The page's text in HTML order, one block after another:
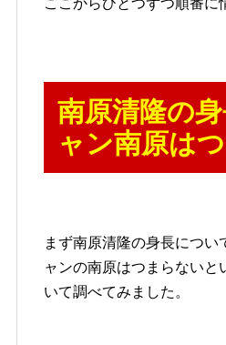
ここからひとつずつ順番に
南原清隆の
ャン南原は
まず南原清隆の身長につ
ャンの南原はつまらない
いて調べてみました。